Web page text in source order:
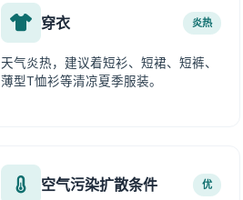
穿衣 炎热
天气炎热，建议着短衫、短裙、短裤、
薄型T恤衫等清凉夏季服装。
空气污染扩散条件 优